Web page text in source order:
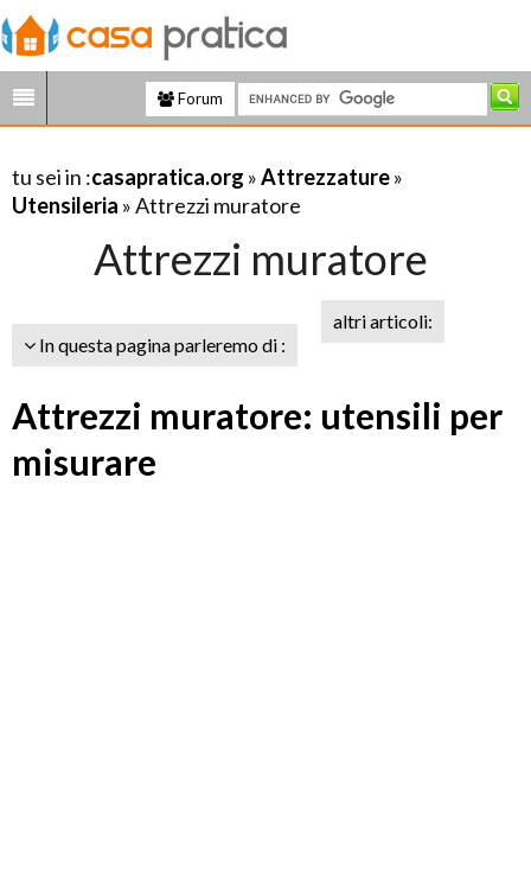
Forum
tu sei in :casapratica.org »Attrezzature»
Utensileria » Attrezzi muratore
Attrezzi muratore
In questa pagina parleremo di :
altri articoli:
Attrezzi muratore: utensili per
misurare